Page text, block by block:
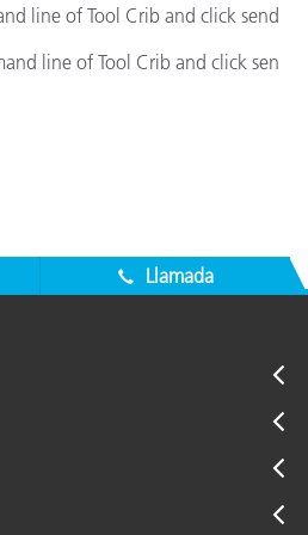
line of Tool Crib and click send
line of Tool Crib and click sen
Llamada